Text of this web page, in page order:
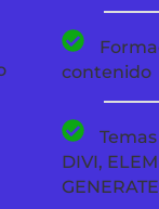
contenido
DIVI,